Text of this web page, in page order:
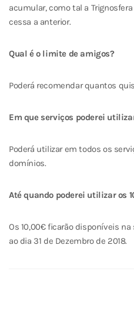
acumular, como tal a
cessa a anterior.
Qual é o limite de amigos?
Poderá recomendar quantos
Em que serviços poderei
Poderá utilizar em todos os
domínios.
Até quando poderei utilizar os
Os 10,00€ ficarão disponíveis
ao dia 31 de Dezembro de 2018.